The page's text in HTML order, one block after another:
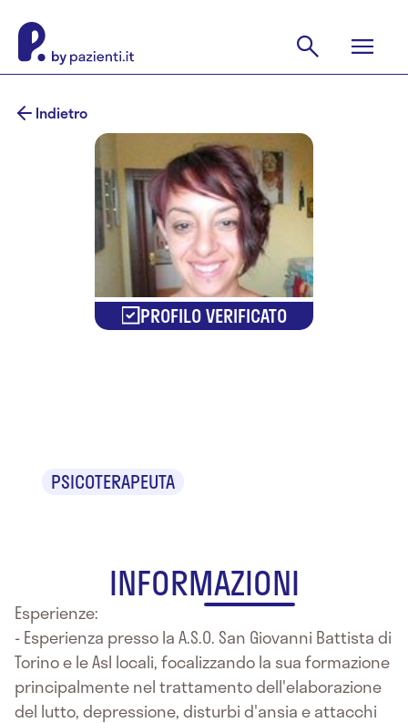
Indietro
PROFILO VERIFICATO
PSICOTERAPEUTA
INFORMAZIONI
Esperienze:
- Esperienza presso la A.S.O. San Giovanni Battista di
Torino e le Asl locali, focalizzando la sua formazione
principalmente nel trattamento dell'elaborazione
del lutto, depressione, disturbi d'ansia e attacchi